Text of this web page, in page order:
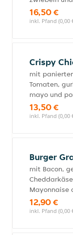
16,50 €
inkl. Pfand (0,00
Crispy
mit
Tomaten,
mayo und
13,50 €
inkl. Pfand (0,00
Burger
mit Bacon,
Mayonnaise
12,90 €
inkl. Pfand (0,00